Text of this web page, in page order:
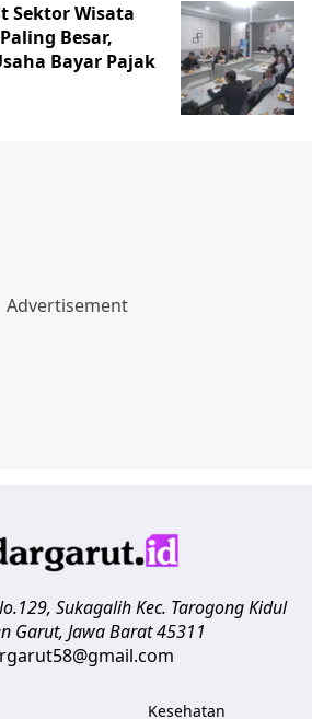
Sektor Wisata
Besar,
Bayar Pajak
Sukagalih Kec. Tarogong Kidul
Garut, Jawa Barat45311
Kesehatan